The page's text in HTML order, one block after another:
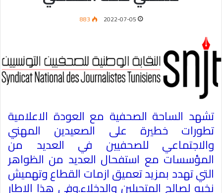
2022-07-05
883
تشهد الساحة الصحفية مع العودة الاعلامية
تطورات خطيرة على الصعيدين المهني
والاجتماعي للصحفيين في العديد من
المؤسسات مع استفحال العديد من الظواهر
التي تهدد بمزيد تعميق ازمات القطاع وتهميش
نخبه لصالح المتحيلين والدخلاء.وفي هذا الاطار